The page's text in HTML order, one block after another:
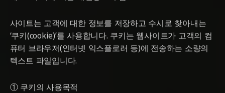
사이트는 고객에 대한 정보를 저장하고 수시로 찾아내는
‘쿠키(cookie)’를 사용합니다. 쿠키는 웹사이트가 고객의 컴
퓨터 브라우저(인터넷 익스플로러 등)에 전송하는 소량의
텍스트 파일입니다.
① 쿠키의 사용목적